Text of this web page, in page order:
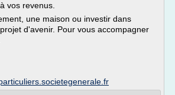
vos revenus.
une maison ou investir dans
d'avenir. Pour vous accompagner